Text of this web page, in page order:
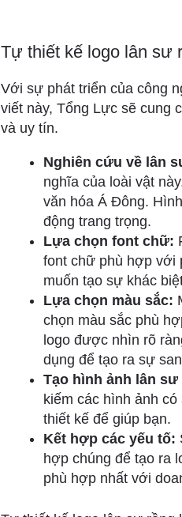
Tự thiết kế logo lân sư
Với sự phát triển của công
viết này, Tổng Lực sẽ cung
và uy tín.
Nghiên cứu về lân
nghĩa của loài vật
văn hóa Á Đông.
động trang trọng.
Lựa chọn font chữ:
font chữ phù hợp với
muốn tạo sự khác
Lựa chọn màu sắc:
chọn màu sắc phù
logo được nhìn rõ
dụng để tạo ra sự
Tạo hình ảnh lân sư
kiếm các hình ảnh
thiết kế để giúp bạn.
Kết hợp các yếu tố:
hợp chúng để tạo ra
phù hợp nhất với